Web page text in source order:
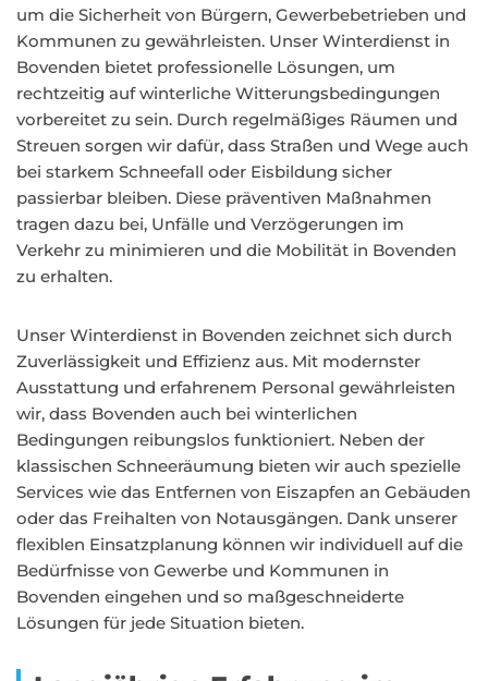
um die Sicherheit von Bürgern, Gewerbebetrieben und
Kommunen zu gewährleisten. Unser Winterdienst in
Bovenden bietet professionelle Lösungen, um
rechtzeitig auf winterliche Witterungsbedingungen
vorbereitet zu sein. Durch regelmäßiges Räumen und
Streuen sorgen wir dafür, dass Straßen und Wege auch
bei starkem Schneefall oder Eisbildung sicher
passierbar bleiben. Diese präventiven Maßnahmen
tragen dazu bei, Unfälle und Verzögerungen im
Verkehr zu minimieren und die Mobilität in Bovenden
zu erhalten.
Unser Winterdienst in Bovenden zeichnet sich durch
Zuverlässigkeit und Effizienz aus. Mit modernster
Ausstattung und erfahrenem Personal gewährleisten
wir, dass Bovenden auch bei winterlichen
Bedingungen reibungslos funktioniert. Neben der
klassischen Schneeräumung bieten wir auch spezielle
Services wie das Entfernen von Eiszapfen an Gebäuden
oder das Freihalten von Notausgängen. Dank unserer
flexiblen Einsatzplanung können wir individuell auf die
Bedürfnisse von Gewerbe und Kommunen in
Bovenden eingehen und so maßgeschneiderte
Lösungen für jede Situation bieten.